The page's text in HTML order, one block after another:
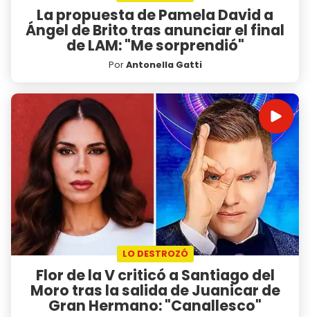
La propuesta de Pamela David a
Ángel de Brito tras anunciar el final
de LAM: "Me sorprendió"
PorAntonella Gatti
LO DESTROZÓ
Flor de la V criticó a Santiago del
Moro tras la salida de Juanicar de
Gran Hermano: "Canallesco"